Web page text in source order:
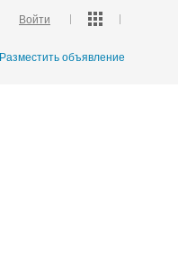
Войти
Разместить объявление